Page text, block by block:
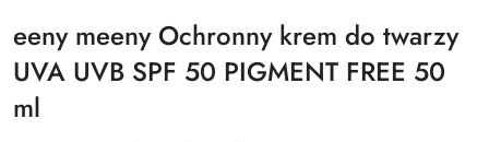
eeny meeny Ochronny krem do twarzy
UVA UVB SPF 50 PIGMENT FREE 50
ml